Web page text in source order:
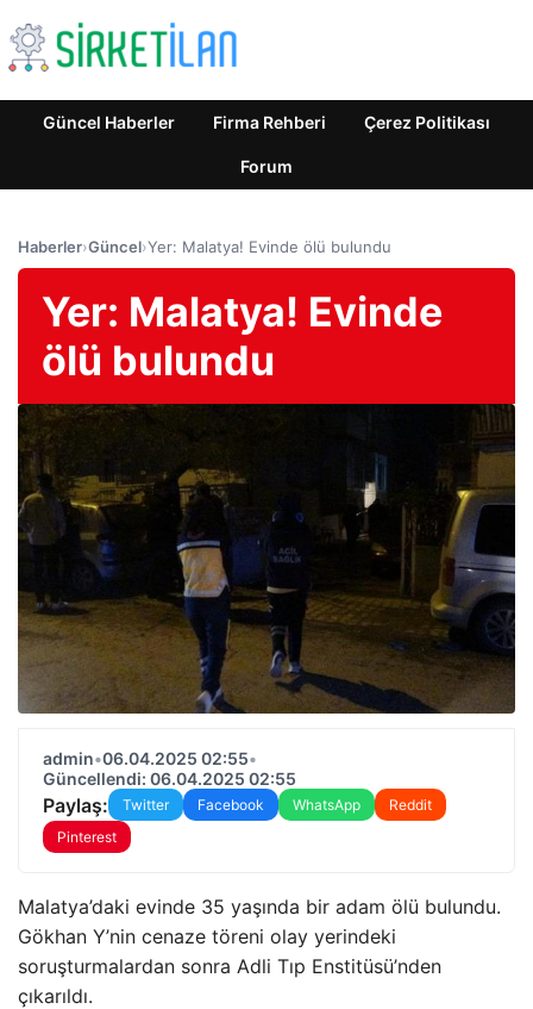
Güncel Haberler Firma Rehberi Çerez Politikası
Forum
Haberler›Güncel›Yer: Malatya! Evinde ölü bulundu
Yer: Malatya! Evinde
ölü bulundu
admin•06.04.2025 02:55•
Güncellendi: 06.04.2025 02:55
Paylaş: Twitter Facebook WhatsApp
Reddit
Pinterest
Malatya’daki evinde 35 yaşında bir adam ölü bulundu.
Gökhan Y’nin cenaze töreni olay yerindeki
soruşturmalardan sonra Adli Tıp Enstitüsü’nden
çıkarıldı.